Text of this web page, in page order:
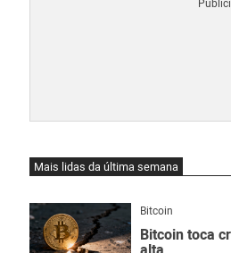
Mais lidas da última semana
Bitcoin
Bitcoin toca